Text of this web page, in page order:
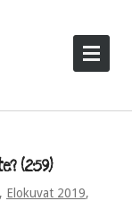
(2:59)
, Elokuvat 2019,